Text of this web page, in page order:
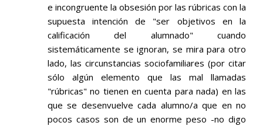
e incongruente la obsesión por las rúbricas con la
supuesta intención de "ser objetivos en la
calificación del alumnado" cuando
sistemáticamente se ignoran, se mira para otro
lado, las circunstancias sociofamiliares (por citar
sólo algún elemento que las mal llamadas
"rúbricas" no tienen en cuenta para nada) en las
que se desenvuelve cada alumno/a que en no
pocos casos son de un enorme peso -no digo